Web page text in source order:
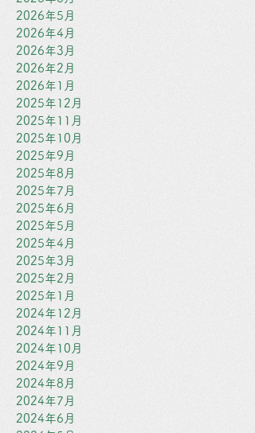
2026年5月
2026年4月
2026年3月
2026年2月
2026年1月
2025年12月
2025年11月
2025年10月
2025年9月
2025年8月
2025年7月
2025年6月
2025年5月
2025年4月
2025年3月
2025年2月
2025年1月
2024年12月
2024年11月
2024年10月
2024年9月
2024年8月
2024年7月
2024年6月